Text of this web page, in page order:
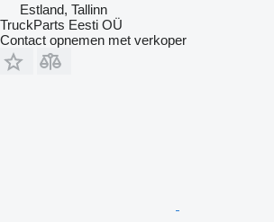
Estland, Tallinn
TruckParts Eesti OÜ
Contact opnemen met verkoper